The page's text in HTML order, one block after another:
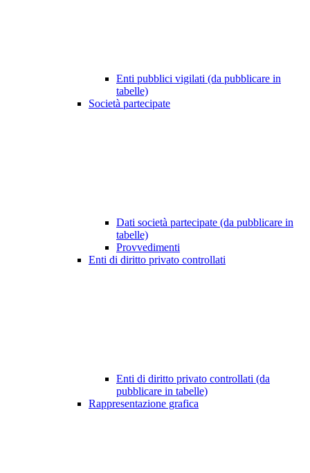
Enti pubblici vigilati (da pubblicare in
tabelle)
Società partecipate
Dati società partecipate (da pubblicare in
tabelle)
Provvedimenti
Enti di diritto privato controllati
Enti di diritto privato controllati (da
pubblicare in tabelle)
Rappresentazione grafica